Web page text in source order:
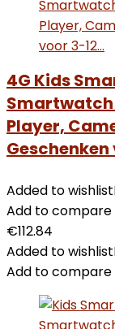
4G Kids
Smartwatch
Player,
Added to wishlist
Add to compare
€112.84
Added to wishlist
Add to compare